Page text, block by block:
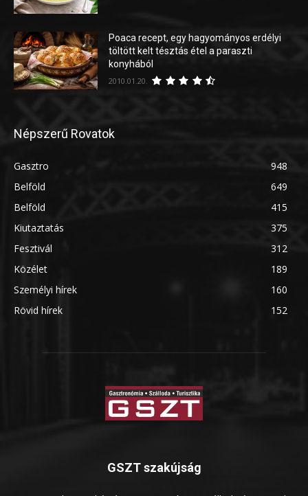
Poaca recept, egy hagyományos erdélyi
töltött kelt tésztás étel a paraszti
konyhából
2010.01.20.
Népszerű Rovatok
Gasztro
948
Belföld
649
Belföld
415
Kiutaztatás
375
Fesztivál
312
Közélet
189
Személyi hírek
160
Rövid hírek
152
GSZT szakújság